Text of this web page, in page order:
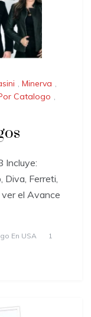
, Minerva ,
Catalogo ,
Incluye:
Diva, Ferreti,
ver el Avance
En USA
1